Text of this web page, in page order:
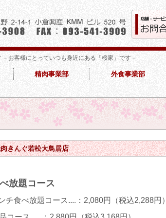
お客様にとっていつも身近にある「桜家」です－
精肉事業部 外食事業部
きんぐ若松大鳥居店
放題コース
チ食べ放題コース....：2,080円（税込2,288円）